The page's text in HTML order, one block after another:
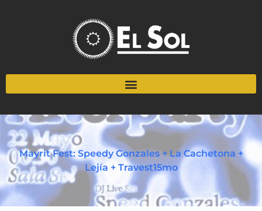
Mayrit Fest: Speedy Gonzales + La Cachetona +
Lejía + Travest15mo